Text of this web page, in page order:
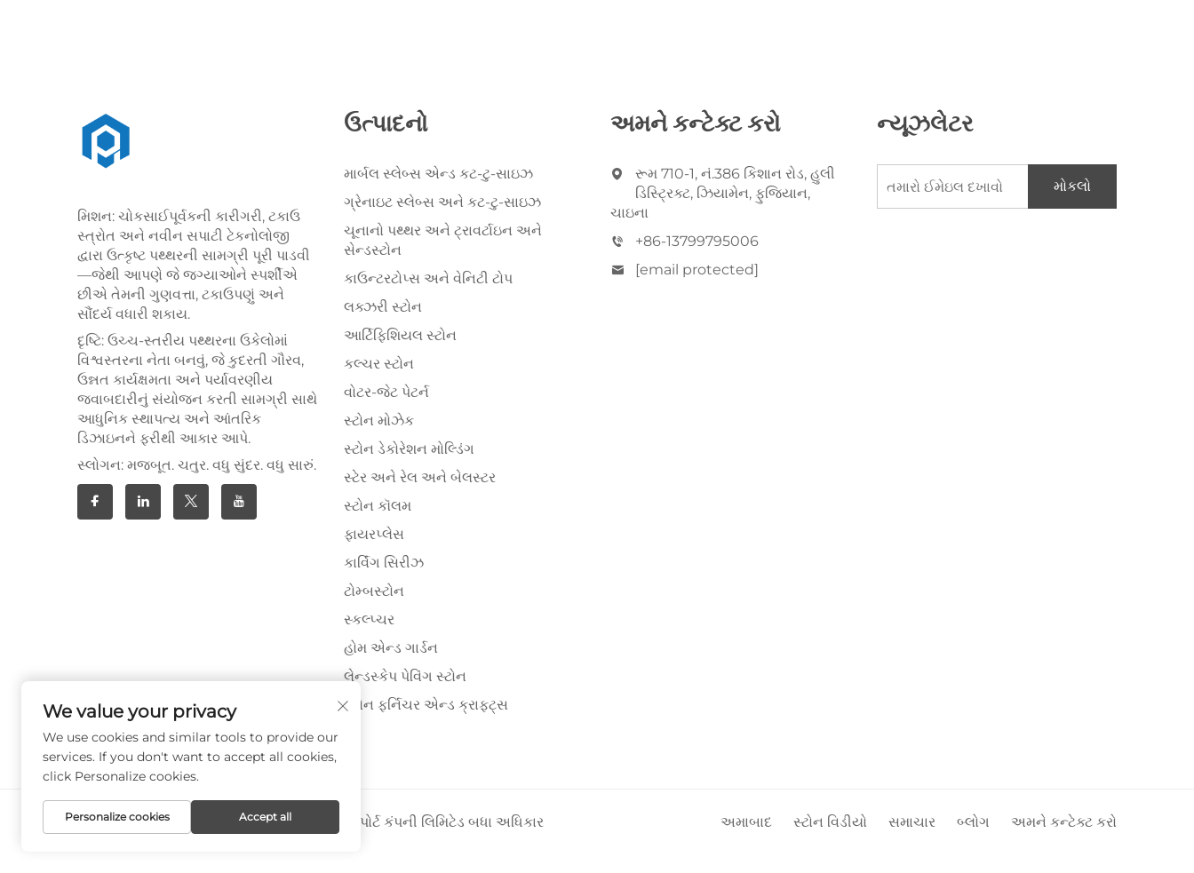
મિશન: ચોકસાઈપૂર્વકની કારીગરી, ટકાઉ
સ્ત્રોત અને નવીન સપાટી ટેકનોલોજી
દ્વારા ઉત્કૃષ્ટ પથ્થરની સામગ્રી પૂરી પાડવી
—જેથી આપણે જે જગ્યાઓને સ્પર્શીએ
છીએ તેમની ગુણવત્તા, ટકાઉપણું અને
સૌંદર્ય વધારી શકાય.
દૃષ્ટિ: ઉચ્ચ-સ્તરીય પથ્થરના ઉકેલોમાં
વિશ્વસ્તરના નેતા બનવું, જે કુદરતી ગૌરવ,
ઉન્નત કાર્યક્ષમતા અને પર્યાવરણીય
જવાબદારીનું સંયોજન કરતી સામગ્રી સાથે
આધુનિક સ્થાપત્ય અને આંતરિક
ડિઝાઇનને ફરીથી આકાર આપે.
સ્લોગન: મજબૂત. ચતુર. વધુ સુંદર. વધુ સારું.
ઉત્પાદનો
માર્બલ સ્લેબ્સ એન્ડ કટ-ટુ-સાઇઝ
ગ્રેનાઇટ સ્લેબ્સ અને કટ-ટુ-સાઇઝ
ચૂનાનો પથ્થર અને ટ્રાવર્ટાઇન અને
સેન્ડસ્ટોન
કાઉન્ટરટોપ્સ અને વેનિટી ટોપ
લક્ઝરી સ્ટોન
આર્ટિફિશિયલ સ્ટોન
કલ્ચર સ્ટોન
વોટર-જેટ પેટર્ન
સ્ટોન મોઝેક
સ્ટોન ડેકોરેશન મોલ્ડિંગ
સ્ટેર અને રેલ અને બેલસ્ટર
સ્ટોન કૉલમ
ફાયરપ્લેસ
કાર્વિંગ સિરીઝ
ટોમ્બસ્ટોન
સ્કલ્પ્ચર
હોમ એન્ડ ગાર્ડન
લેન્ડસ્કેપ પેવિંગ સ્ટોન
સ્ટોન ફર્નિચર એન્ડ ક્રાફ્ટ્સ
અમને કન્ટેક્ટ કરો
રૂમ 710-1, નં.386 કિશાન રોડ, હુલી
ડિસ્ટ્રિક્ટ, ઝિયામેન, ફુજિયાન,
ચાઇના
+86-13799795006
[email protected]
ન્યૂઝલેટર
મોકલો
કૉપિરાઇટ © ઝિયામેન પાઈઆ ઇમ્પોર્ટ એન્ડ એક્સપોર્ટ કંપની લિમિટેડ બધા અધિકાર
અમાબાદ સ્ટોન વિડીયો સમાચાર બ્લોગ અમને કન્ટેક્ટ કરો
We value your privacy
We use cookies and similar tools to provide our
services. If you don't want to accept all cookies,
click Personalize cookies.
Personalize cookies Accept all